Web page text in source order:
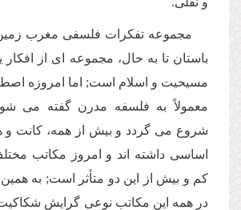
مجموعه تفكرات فلسفى مغرب زمین
باستان تا به حال، مجموعه اى از افكار
مسیحیت و اسلام است; اما امروزه
معمولاً به فلسفه مدرن گفته مى
شروع مى گردد و بیش از همه، كانت و
اساسى داشته اند و امروز مكاتب
كم و بیش از این دو متأثر است; به
در همه این مكاتب نوعى گرایش